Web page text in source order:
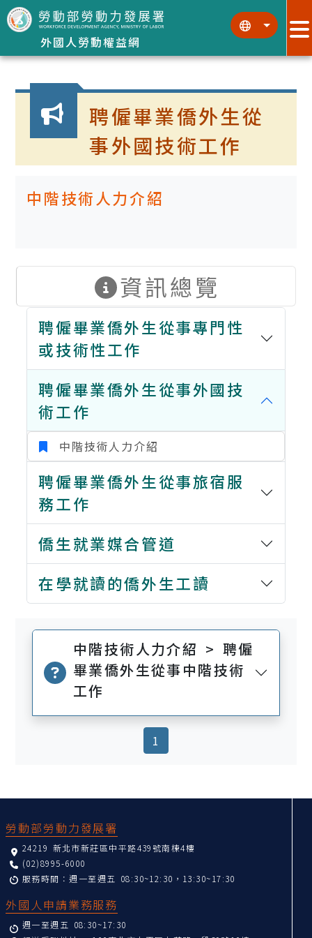
跳到主要內容區塊
外國人勞動權益網
::: :::
:::
聘僱畢業僑外生從
事外國技術工作
中階技術人力介紹
資訊總覽
聘僱畢業僑外生從事專門性
或技術性工作
聘僱畢業僑外生從事外國技
術工作
中階技術人力介紹
聘僱畢業僑外生從事旅宿服
務工作
僑生就業媒合管道
在學就讀的僑外生工讀
中階技術人力介紹 > 聘僱
畢業僑外生從事中階技術
工作
1
勞動部勞動力發展署
24219 新北市新莊區中平路439號南棟4樓
(02)8995-6000
服務時間：週一至週五 08:30~12:30，13:30~17:30
外國人申請業務服務
週一至週五 08:30~17:30